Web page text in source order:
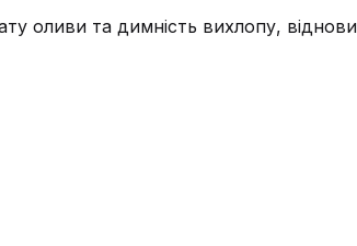
оливи та димність вихлопу,